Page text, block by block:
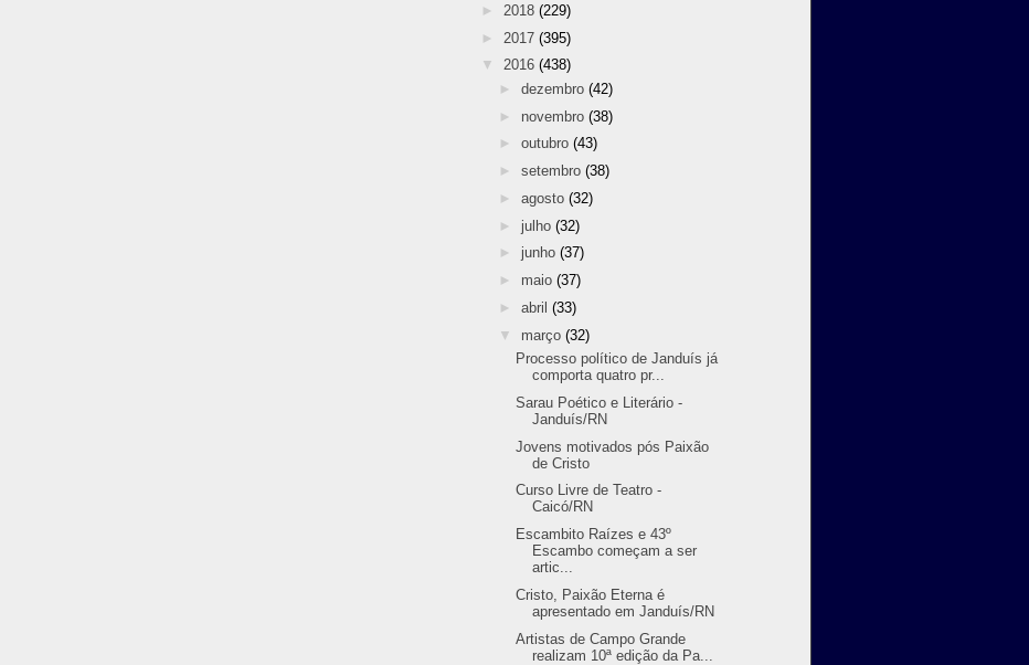
► 2018 (229)
► 2017 (395)
▼ 2016 (438)
► dezembro (42)
► novembro (38)
► outubro (43)
► setembro (38)
► agosto (32)
► julho (32)
► junho (37)
► maio (37)
► abril (33)
▼ março (32)
Processo político de Janduís já
comporta quatro pr...
Sarau Poético e Literário -
Janduís/RN
Jovens motivados pós Paixão
de Cristo
Curso Livre de Teatro -
Caicó/RN
Escambito Raízes e 43º
Escambo começam a ser
artic...
Cristo, Paixão Eterna é
apresentado em Janduís/RN
Artistas de Campo Grande
realizam 10ª edição da Pa...